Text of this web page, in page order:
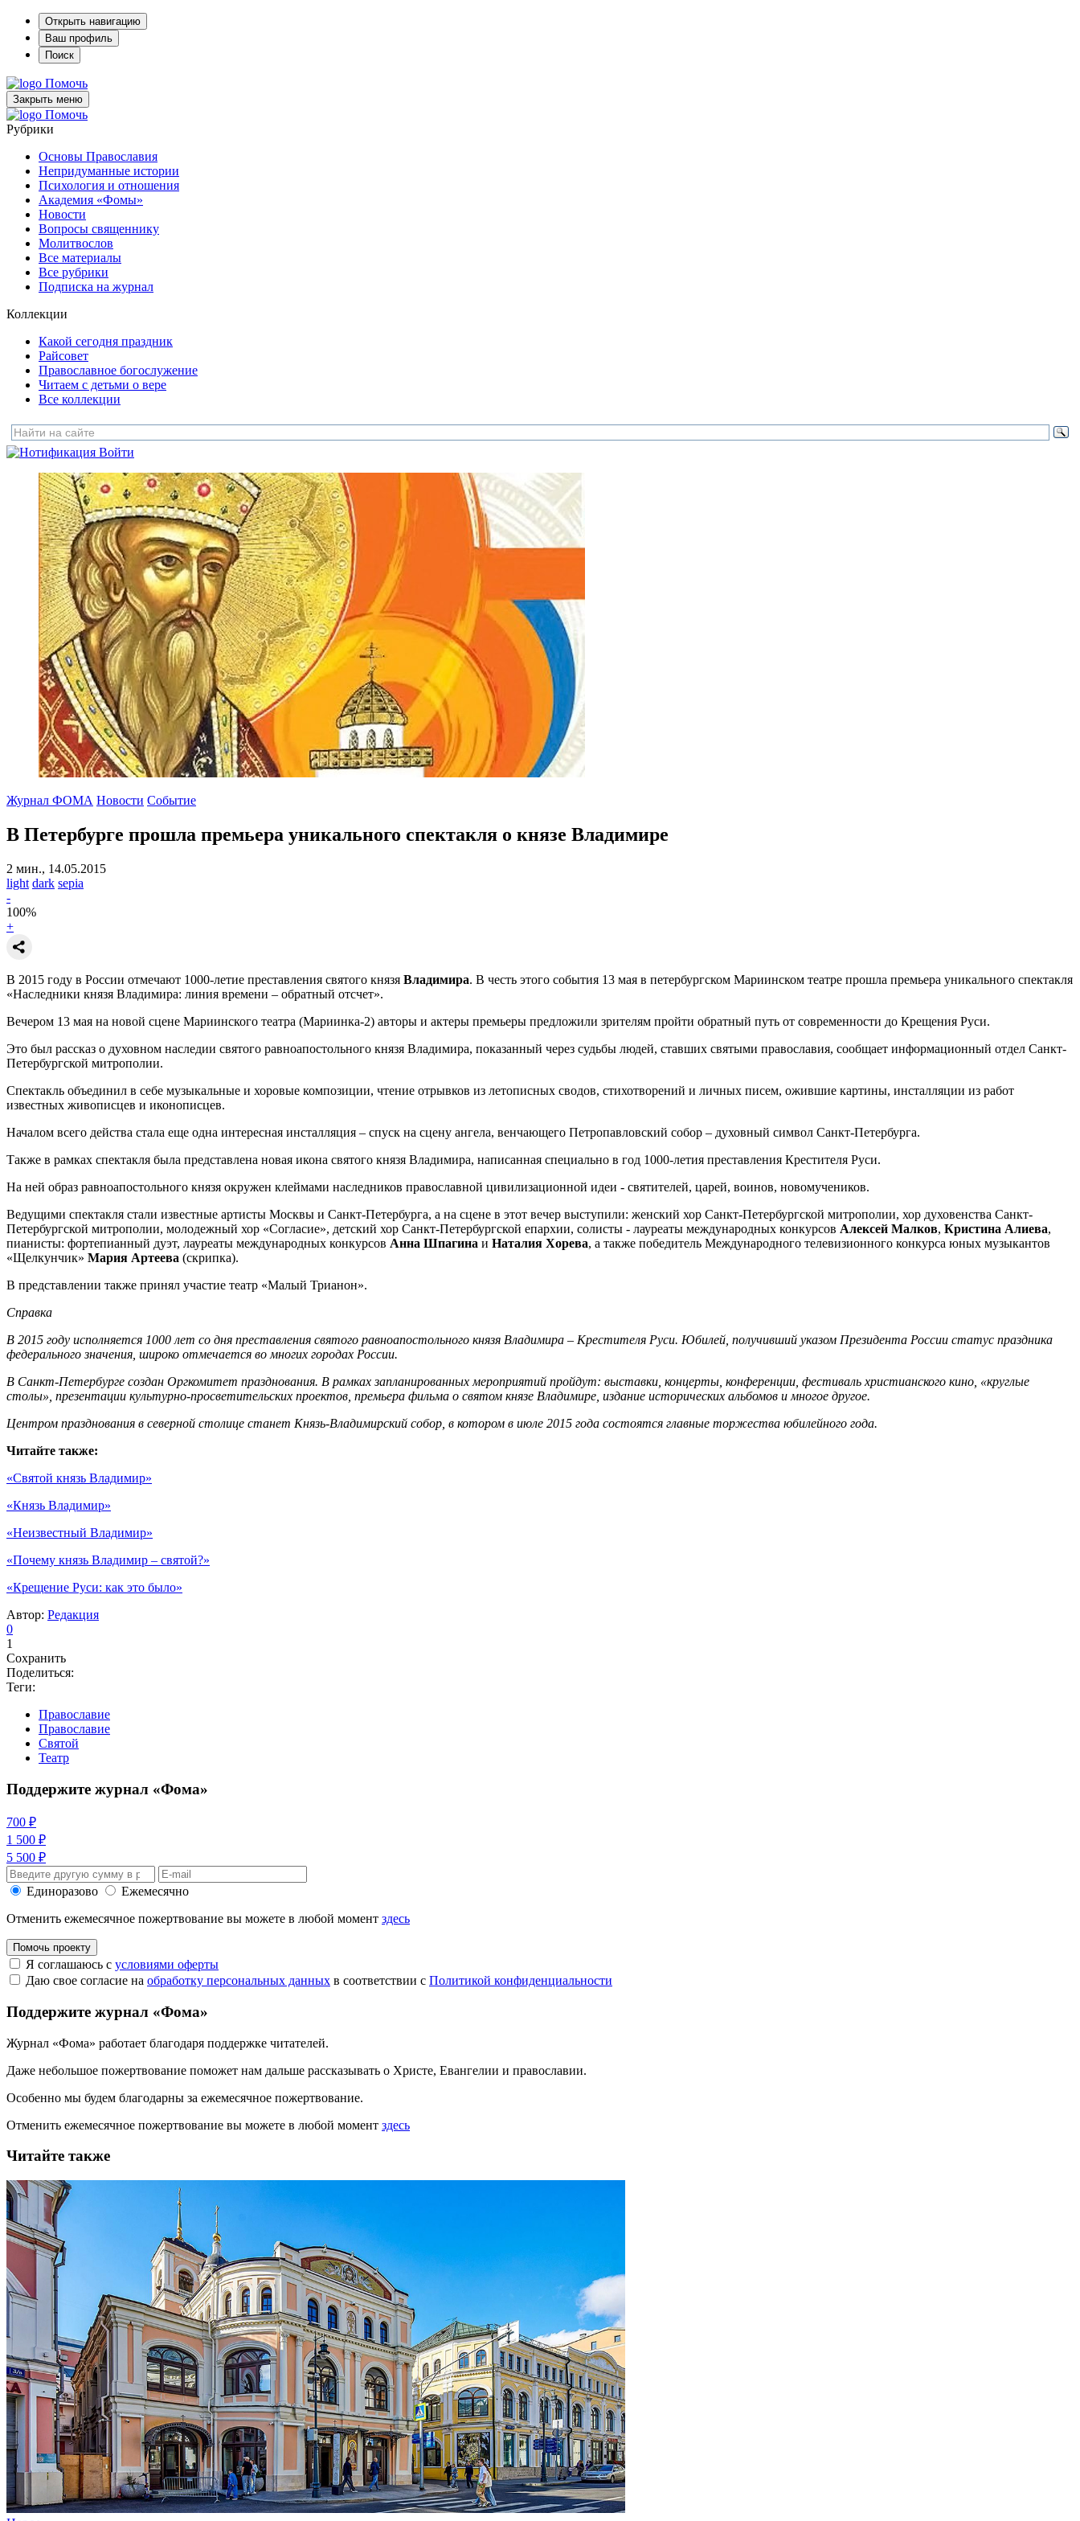
Открыть навигацию
Ваш профиль
Поиск
Помочь
Закрыть меню
Помочь
Рубрики
Основы Православия
Непридуманные истории
Психология и отношения
Академия «Фомы»
Новости
Вопросы священнику
Молитвослов
Все материалы
Все рубрики
Подписка на журнал
Коллекции
Какой сегодня праздник
Райсовет
Православное богослужение
Читаем с детьми о вере
Все коллекции
Войти
Журнал ФОМА Новости Событие
В Петербурге прошла премьера уникального спектакля о князе Владимире
2 мин., 14.05.2015
light dark sepia
-
100%
+
В 2015 году в России отмечают 1000-летие преставления святого князя Владимира. В честь этого события 13 мая в петербургском Мариинском театре прошла премьера уникального спектакля
«Наследники князя Владимира: линия времени – обратный отсчет».
Вечером 13 мая на новой сцене Мариинского театра (Мариинка-2) авторы и актеры премьеры предложили зрителям пройти обратный путь от современности до Крещения Руси.
Это был рассказ о духовном наследии святого равноапостольного князя Владимира, показанный через судьбы людей, ставших святыми православия, сообщает информационный отдел Санкт-
Петербургской митрополии.
Спектакль объединил в себе музыкальные и хоровые композиции, чтение отрывков из летописных сводов, стихотворений и личных писем, ожившие картины, инсталляции из работ
известных живописцев и иконописцев.
Началом всего действа стала еще одна интересная инсталляция – спуск на сцену ангела, венчающего Петропавловский собор – духовный символ Санкт-Петербурга.
Также в рамках спектакля была представлена новая икона святого князя Владимира, написанная специально в год 1000-летия преставления Крестителя Руси.
На ней образ равноапостольного князя окружен клеймами наследников православной цивилизационной идеи - святителей, царей, воинов, новомучеников.
Ведущими спектакля стали известные артисты Москвы и Санкт-Петербурга, а на сцене в этот вечер выступили: женский хор Санкт-Петербургской митрополии, хор духовенства Санкт-
Петербургской митрополии, молодежный хор «Согласие», детский хор Санкт-Петербургской епархии, солисты - лауреаты международных конкурсов Алексей Малков, Кристина Алиева,
пианисты: фортепианный дуэт, лауреаты международных конкурсов Анна Шпагина и Наталия Хорева, а также победитель Международного телевизионного конкурса юных музыкантов
«Щелкунчик» Мария Артеева (скрипка).
В представлении также принял участие театр «Малый Трианон».
Справка
В 2015 году исполняется 1000 лет со дня преставления святого равноапостольного князя Владимира – Крестителя Руси. Юбилей, получивший указом Президента России статус праздника
федерального значения, широко отмечается во многих городах России.
В Санкт-Петербурге создан Оргкомитет празднования. В рамках запланированных мероприятий пройдут: выставки, концерты, конференции, фестиваль христианского кино, «круглые
столы», презентации культурно-просветительских проектов, премьера фильма о святом князе Владимире, издание исторических альбомов и многое другое.
Центром празднования в северной столице станет Князь-Владимирский собор, в котором в июле 2015 года состоятся главные торжества юбилейного года.
Читайте также:
«Святой князь Владимир»
«Князь Владимир»
«Неизвестный Владимир»
«Почему князь Владимир – святой?»
«Крещение Руси: как это было»
Автор: Редакция
0
1
Сохранить
Поделиться:
Теги:
Православие
Православие
Святой
Театр
Поддержите журнал «Фома»
700 ₽
1 500 ₽
5 500 ₽
Единоразово
Ежемесячно
Отменить ежемесячное пожертвование вы можете в любой момент здесь
Помочь проекту
Я соглашаюсь с условиями оферты
Даю свое согласие на обработку персональных данных в соответствии с Политикой конфиденциальности
Поддержите журнал «Фома»
Журнал «Фома» работает благодаря поддержке читателей.
Даже небольшое пожертвование поможет нам дальше рассказывать о Христе, Евангелии и православии.
Особенно мы будем благодарны за ежемесячное пожертвование.
Отменить ежемесячное пожертвование вы можете в любой момент здесь
Читайте также